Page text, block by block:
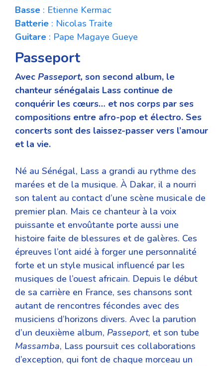
Basse : Etienne Kermac
Batterie : Nicolas Traite
Guitare : Pape Magaye Gueye
Passeport
Avec Passeport, son second album, le
chanteur sénégalais Lass continue de
conquérir les cœurs… et nos corps par ses
compositions entre afro-pop et électro. Ses
concerts sont des laissez-passer vers l’amour
et la vie.
Né au Sénégal, Lass a grandi au rythme des
marées et de la musique. À Dakar, il a nourri
son talent au contact d’une scène musicale de
premier plan. Mais ce chanteur à la voix
puissante et envoûtante porte aussi une
histoire faite de blessures et de galères. Ces
épreuves l’ont aidé à forger une personnalité
forte et un style musical influencé par les
musiques de l’ouest africain. Depuis le début
de sa carrière en France, ses chansons sont
autant de rencontres fécondes avec des
musiciens d’horizons divers. Avec la parution
d’un deuxième album, Passeport, et son tube
Massamba, Lass poursuit ces collaborations
d’exception, qui font de chaque morceau un